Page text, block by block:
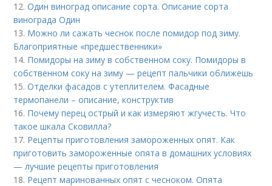
12.Один виноград описание сорта. Описание сорта
винограда Один
13. Можно ли сажать чеснок после помидор под зиму.
Благоприятные «предшественники»
14. Помидоры на зиму в собственном соку. Помидоры в
собственном соку на зиму — рецепт пальчики оближешь
15.Отделки фасадов с утеплителем. Фасадные
термопанели – описание, конструктив
16. Почему перец острый и как измеряют жгучесть. Что
такое шкала Сковилла?
17. Рецепты приготовления замороженных опят. Как
приготовить замороженные опята в домашних условиях
— лучшие рецепты приготовления
18. Рецепт маринованных опят с чесноком. Опята